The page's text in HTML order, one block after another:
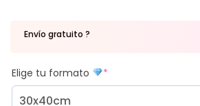
Envío gratuito ?
Elige tu formato *